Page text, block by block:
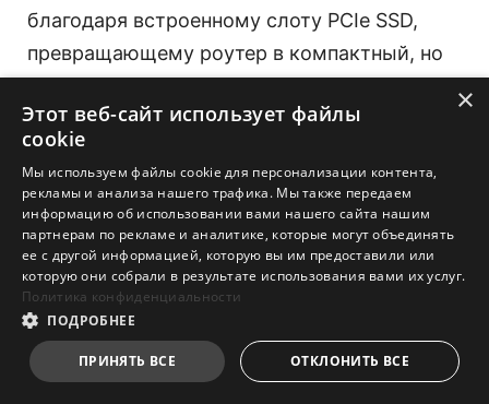
благодаря встроенному слоту PCIe SSD,
превращающему роутер в компактный, но
функциональный накопитель для
бесшовного обмена файлами и резервного
копирования. Поддерживаемая системой
безопасности FortiSecu и полной
совместимостью с MSI Mesh, серия RadiX
не просто обеспечивает мощный гейминг —
она делает весь подключённый дом умнее.
Линейка STRIKE: игровая
×
Этот веб-сайт использует файлы
cookie
Мы используем файлы cookie для персонализации контента,
рекламы и анализа нашего трафика. Мы также передаем
информацию об использовании вами нашего сайта нашим
партнерам по рекламе и аналитике, которые могут объединять
ее с другой информацией, которую вы им предоставили или
которую они собрали в результате использования вами их услуг.
Политика конфиденциальности
ПОДРОБНЕЕ
ПРИНЯТЬ ВСЕ ОТКЛОНИТЬ ВСЕ